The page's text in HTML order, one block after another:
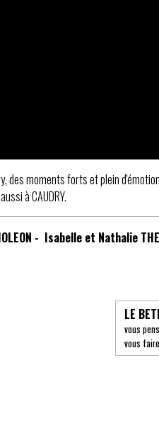
des moments forts et plein
à CAUDRY.
- Isabelle et Nathalie
LE
vous
vous